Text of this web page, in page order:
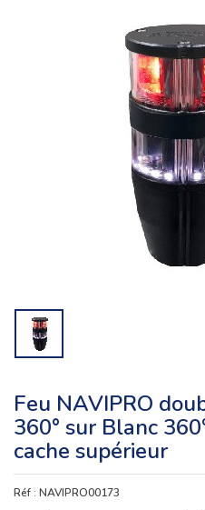
Feu NAVIPRO
360° sur Blanc
cache supérieur
Réf : NAVIPRO00173